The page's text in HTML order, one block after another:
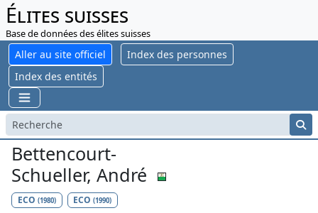
Élites suisses
Base de données des élites suisses
Aller au site officiel
Index des personnes
Index des entités
Bettencourt-
Schueller, André
ECO (1980) ECO(1990)